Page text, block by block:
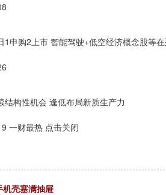
1申购2上市 智能驾驶+低空经济概念股等
构性机会 逢低布局新质生产力
一财最热 点击关闭
机壳塞满抽屉